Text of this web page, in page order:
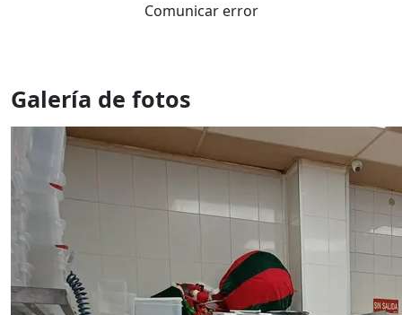
Comunicar error
Galería de fotos